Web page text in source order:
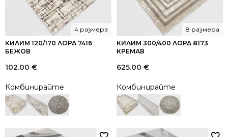
КИЛИМ 120/170 ЛОРА 7416
БЕЖОВ
4 размера
102.00 €
Комбинирайте
КИЛИМ 300/400 ЛОРА 8173
КРЕМАВ
8 размера
625.00 €
Комбинирайте